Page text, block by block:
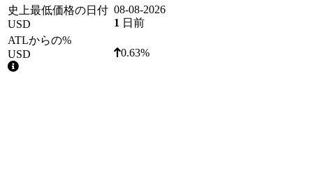
史上最低価格の日付
USD
08-08-2026
1 日前
ATLからの%
USD
0.63%